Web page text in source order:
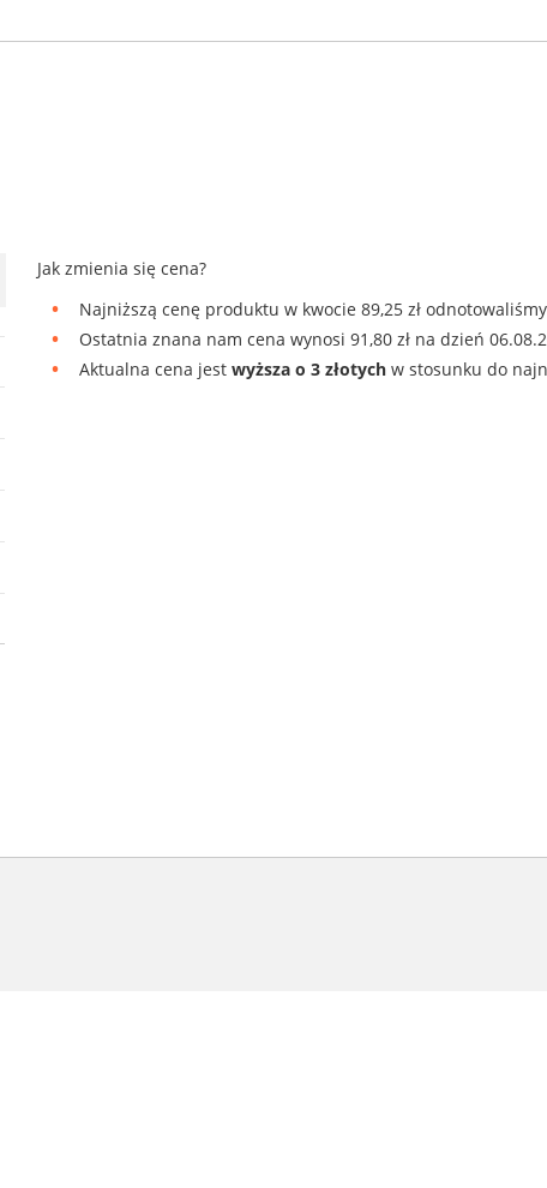
Jak zmienia się cena?
Najniższą cenę produktu w kwocie 89,25 zł
Ostatnia znana nam cena wynosi 91,80 zł na dzień
Aktualna cena jestwyższa o 3 złotych w stosunku do